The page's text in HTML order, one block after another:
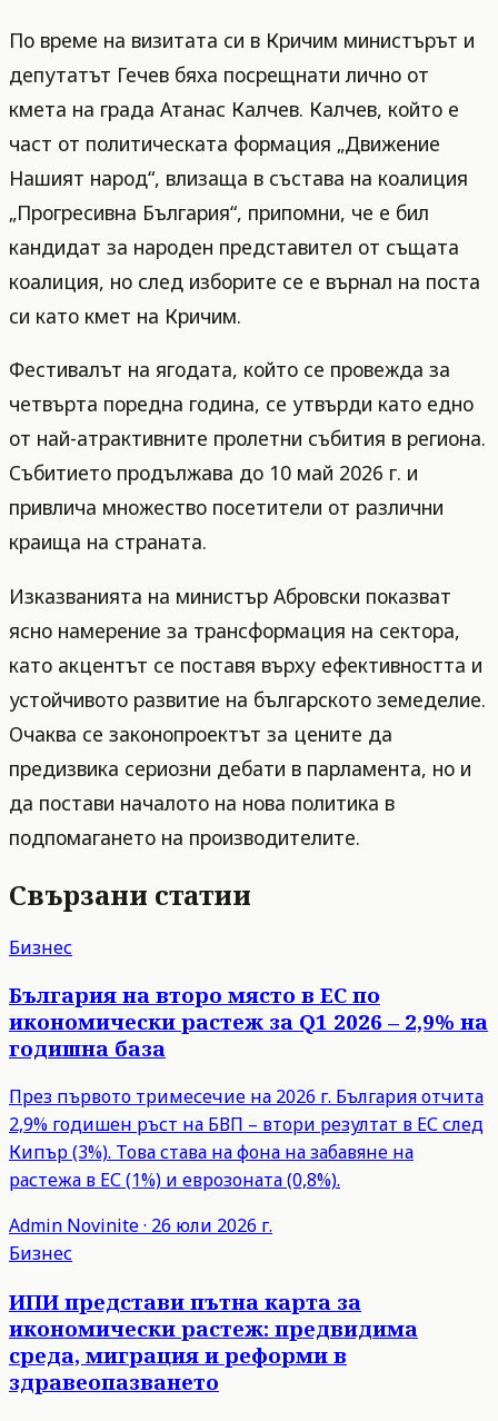
По време на визитата си в Кричим министърът и
депутатът Гечев бяха посрещнати лично от
кмета на града Атанас Калчев. Калчев, който е
част от политическата формация „Движение
Нашият народ“, влизаща в състава на коалиция
„Прогресивна България“, припомни, че е бил
кандидат за народен представител от същата
коалиция, но след изборите се е върнал на поста
си като кмет на Кричим.
Фестивалът на ягодата, който се провежда за
четвърта поредна година, се утвърди като едно
от най-атрактивните пролетни събития в региона.
Събитието продължава до 10 май 2026 г. и
привлича множество посетители от различни
краища на страната.
Изказванията на министър Абровски показват
ясно намерение за трансформация на сектора,
като акцентът се поставя върху ефективността и
устойчивото развитие на българското земеделие.
Очаква се законопроектът за цените да
предизвика сериозни дебати в парламента, но и
да постави началото на нова политика в
подпомагането на производителите.
Свързани статии
Бизнес
България на второ място в ЕС по
икономически растеж за Q1 2026 – 2,9% на
годишна база
През първото тримесечие на 2026 г. България отчита
2,9% годишен ръст на БВП – втори резултат в ЕС след
Кипър (3%). Това става на фона на забавяне на
растежа в ЕС (1%) и еврозоната (0,8%).
Admin Novinite· 26 юли 2026 г.
Бизнес
ИПИ представи пътна карта за
икономически растеж: предвидима
среда, миграция и реформи в
здравеопазването